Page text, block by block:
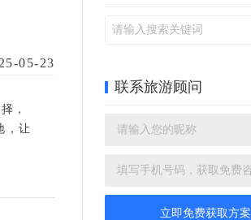
05-23
，
，让
联系旅游顾问
立即免费获取方案